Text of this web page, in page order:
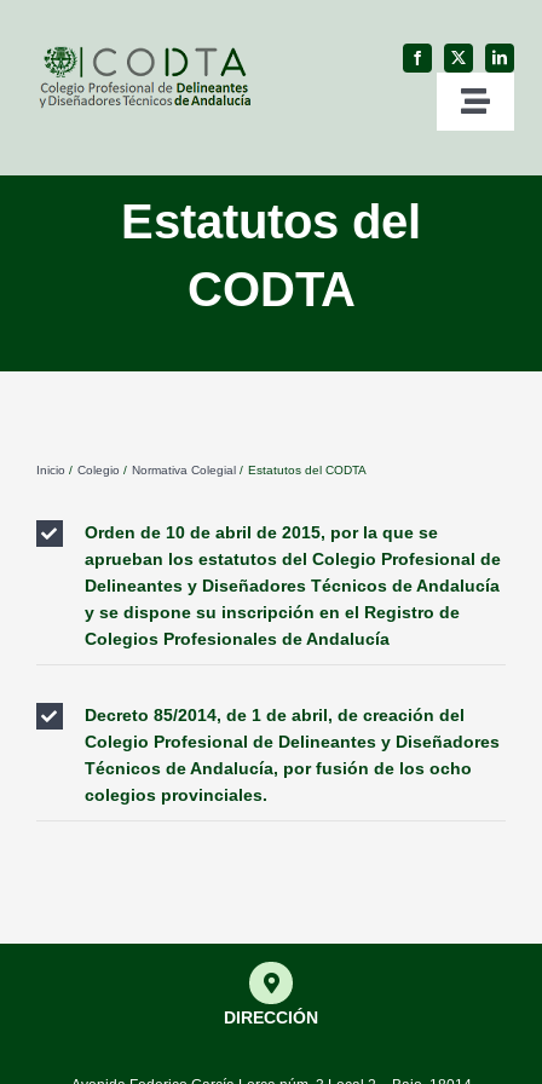
content
Toggle
Estatutos del
CODTA
Inicio Colegio Normativa Colegial Estatutos del CODTA
Orden de 10 de abril de 2015, por la que se
aprueban los estatutos del Colegio Profesional de
Delineantes y Diseñadores Técnicos de Andalucía
y se dispone su inscripción en el Registro de
Colegios Profesionales de Andalucía
Decreto 85/2014, de 1 de abril, de creación del
Colegio Profesional de Delineantes y Diseñadores
Técnicos de Andalucía, por fusión de los ocho
colegios provinciales.
DIRECCIÓN